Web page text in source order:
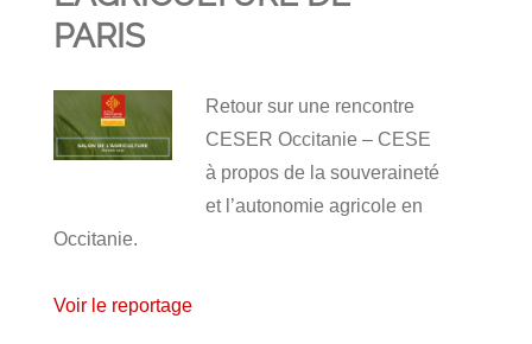
PARIS
Retour sur une rencontre
CESER Occitanie – CESE
à propos de la souveraineté
et l’autonomie agricole en
Occitanie.
Voir le reportage